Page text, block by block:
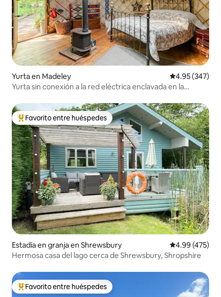
Yurta en Madeley Calificación
4.95 (347)
Yurta sin conexión a la red eléctrica enclavada en la
Favorito entre huéspedes preferido
Favorito entre huéspedes
Estadía en granja en Shrewsbury Calificación
4.99 (475)
Hermosa casa del lago cerca de Shrewsbury, Shropshire
Favorito entre huéspedes preferido
Favorito entre huéspedes